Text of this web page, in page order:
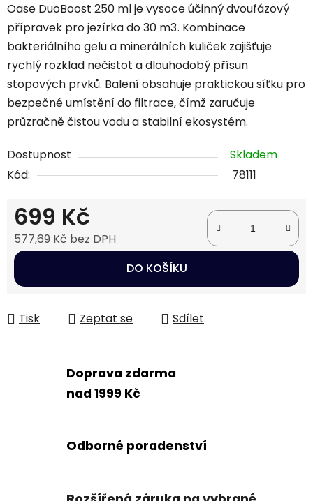
Oase DuoBoost 250 ml je vysoce účinný dvoufázový
přípravek pro jezírka do 30 m3. Kombinace
bakteriálního gelu a minerálních kuliček zajišťuje
rychlý rozklad nečistot a dlouhodobý přísun
stopových prvků. Balení obsahuje praktickou síťku pro
bezpečné umístění do filtrace, čímž zaručuje
průzračně čistou vodu a stabilní ekosystém.
Dostupnost
Skladem
Kód:
78111
699 Kč
577,69 Kč bez DPH
Měrná cena:
DO KOŠÍKU
Tisk Zeptat se Sdílet
Doprava zdarma
nad 1999 Kč
Odborné poradenství